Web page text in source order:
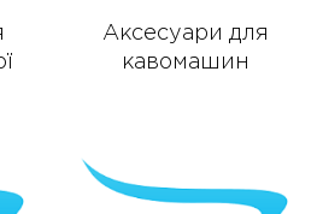
Аксесуари для
кавомашин